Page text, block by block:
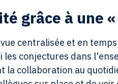
grâce à une
centralisée et en
conjectures dans
la collaboration au